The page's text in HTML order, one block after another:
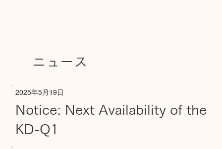
ニュース
2025年5月19日
Notice: Next Availability of the
KD-Q1